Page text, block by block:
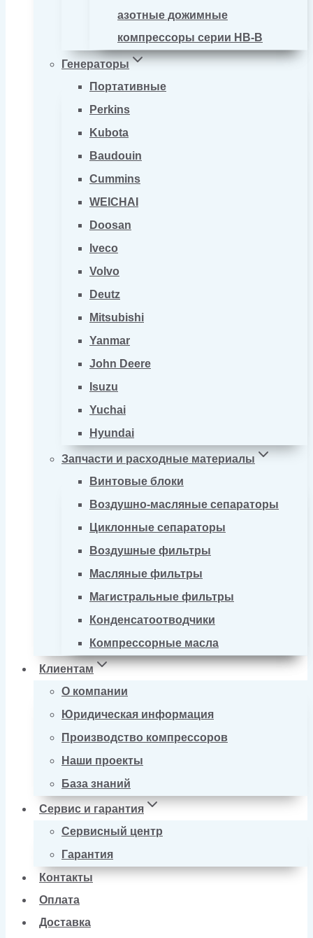
азотные дожимные
компрессоры серии HB-B
Генераторы
Портативные
Perkins
Kubota
Baudouin
Cummins
WEICHAI
Doosan
Iveco
Volvo
Deutz
Mitsubishi
Yanmar
John Deere
Isuzu
Yuchai
Hyundai
Запчасти и расходные материалы
Винтовые блоки
Воздушно-масляные сепараторы
Циклонные сепараторы
Воздушные фильтры
Масляные фильтры
Магистральные фильтры
Конденсатоотводчики
Компрессорные масла
Клиентам
О компании
Юридическая информация
Производство компрессоров
Наши проекты
База знаний
Сервис и гарантия
Сервисный центр
Гарантия
Контакты
Оплата
Доставка